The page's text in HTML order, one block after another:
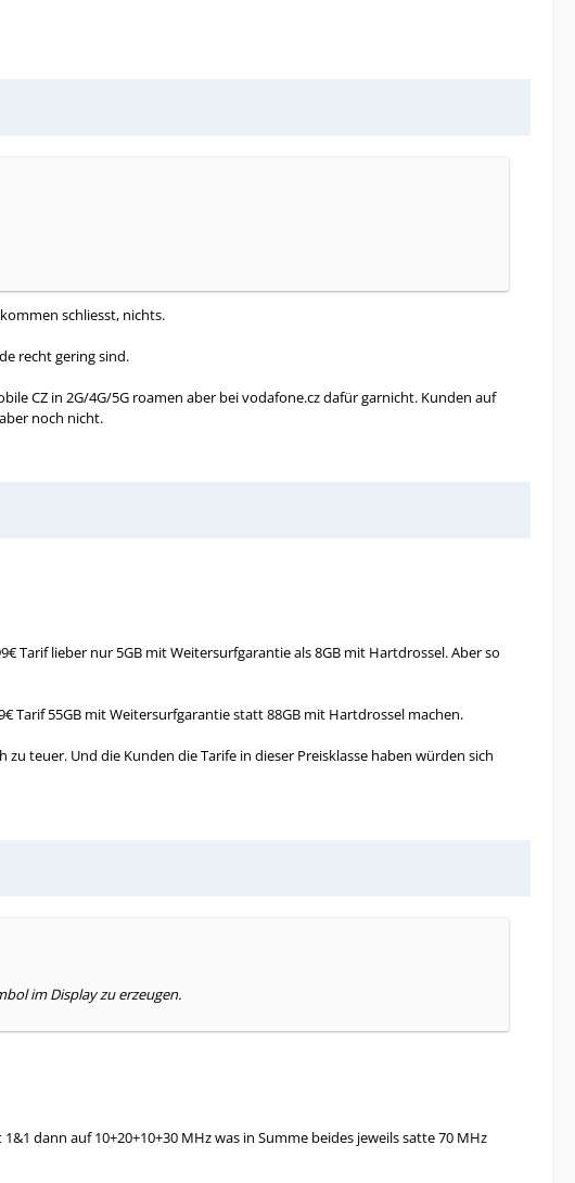
schliesst, nichts.
recht gering sind.
CZ in 2G/4G/5G roamen aber bei vodafone.cz dafür garnicht. Kunden auf
noch nicht.
Tarif lieber nur 5GB mit Weitersurfgarantie als 8GB mit Hartdrossel. Aber so
Tarif 55GB mit Weitersurfgarantie statt 88GB mit Hartdrossel machen.
teuer. Und die Kunden die Tarife in dieser Preisklasse haben würden sich
im Display zu erzeugen.
dann auf 10+20+10+30 MHz was in Summe beides jeweils satte 70 MHz